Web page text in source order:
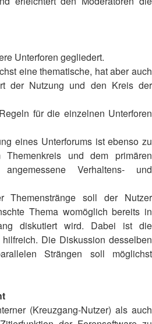
Unterforen gegliedert.
eine thematische, hat aber auch
der Nutzung und den Kreis der
für die einzelnen Unterforen
eines Unterforums ist ebenso zu
und dem primären
Verhaltens- und
Themenstränge soll der Nutzer
Thema womöglich bereits in
diskutiert wird. Dabei ist die
Die Diskussion desselben
Strängen soll möglichst
(Kreuzgang-Nutzer) als auch